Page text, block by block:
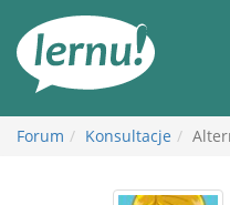
Forum Konsultacje